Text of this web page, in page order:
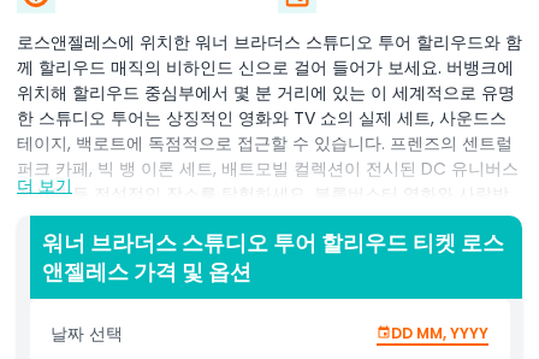
로스앤젤레스에 위치한 워너 브라더스 스튜디오 투어 할리우드와 함
께 할리우드 매직의 비하인드 신으로 걸어 들어가 보세요. 버뱅크에
위치해 할리우드 중심부에서 몇 분 거리에 있는 이 세계적으로 유명
한 스튜디오 투어는 상징적인 영화와 TV 쇼의 실제 세트, 사운드스
테이지, 백로트에 독점적으로 접근할 수 있습니다. 프렌즈의 센트럴
퍼크 카페, 빅 뱅 이론 세트, 배트모빌 컬렉션이 전시된 DC 유니버스
전시관 등 전설적인 장소를 탐험하세요. 블록버스터 영화와 사랑받
는 시리즈의 비하인드 신 비밀을 발견하고 해리 포터와 신비한 동물
들의 마법 세계에 몰입하세요. Stage 48: 스크립트 투 스크린에서는
그린 스크린 효과부터 편집까지 영화 제작의 전 과정을 경험할 수 있
습니다. 빗자루 타기나 영화 장면 출연 같은 인터랙티브 전시에서 기
술을 테스트해 보세요. 수천 개의 실제 제작용 소품이 보관 및 사용
되는 작업용 소품 부서를 방문하세요. 영화광, 해리 포터 팬, 대중문
더 보기
워너 브라더스 스튜디오 투어 할리우드 티켓 로스
앤젤레스 가격 및 옵션
날짜 선택 DD MM, YYYY